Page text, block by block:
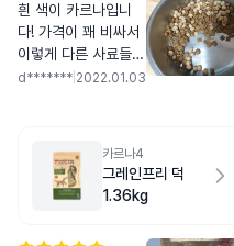
흰 색이 카르나입니
다! 가격이 꽤 비싸서
이렇게 다른 사료들이
랑 섞어서 주고 있는
잘먹진 않네요 아이고
입맛맛추기 넘 어려워
d******* 2022.01.03
카르나4
그레인프리 덕
1.36kg